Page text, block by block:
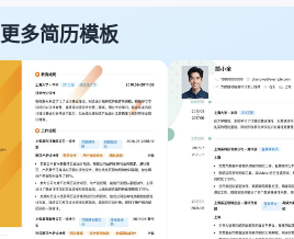
更多简历模板